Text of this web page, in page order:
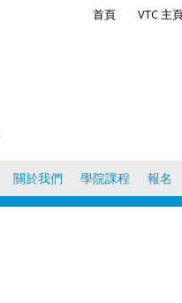
首頁 VTC 主
關於我們 學院課程 報名